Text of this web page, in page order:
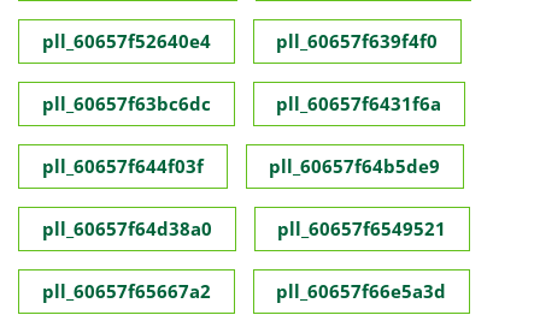
pll_60657f52640e4 pll_60657f639f4f0
pll_60657f63bc6dc pll_60657f6431f6a
pll_60657f644f03f pll_60657f64b5de9
pll_60657f64d38a0 pll_60657f6549521
pll_60657f65667a2 pll_60657f66e5a3d